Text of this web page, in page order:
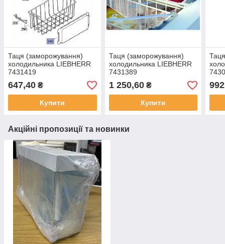
Таця (заморожування)
холодильника LIEBHERR
7431419
647,40 ₴
Купити
Таця (заморожування)
холодильника LIEBHERR
7431389
1 250,60₴
Купити
Акційні пропозиції та новинки